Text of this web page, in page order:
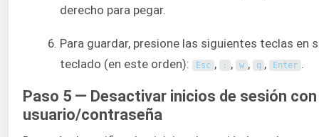
derecho para pegar.
Para guardar, presione las siguientes teclas en
teclado (en este orden):
Esc , : , w , q , Enter .
Paso 5 — Desactivar inicios de sesión con
usuario/contraseña